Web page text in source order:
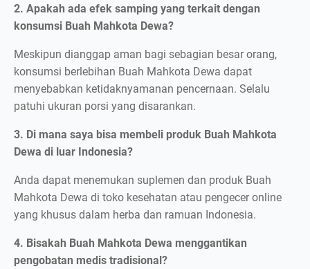
2. Apakah ada efek samping yang terkait dengan
konsumsi Buah Mahkota Dewa?
Meskipun dianggap aman bagi sebagian besar orang,
konsumsi berlebihan Buah Mahkota Dewa dapat
menyebabkan ketidaknyamanan pencernaan. Selalu
patuhi ukuran porsi yang disarankan.
3. Di mana saya bisa membeli produk Buah Mahkota
Dewa di luar Indonesia?
Anda dapat menemukan suplemen dan produk Buah
Mahkota Dewa di toko kesehatan atau pengecer online
yang khusus dalam herba dan ramuan Indonesia.
4. Bisakah Buah Mahkota Dewa menggantikan
pengobatan medis tradisional?